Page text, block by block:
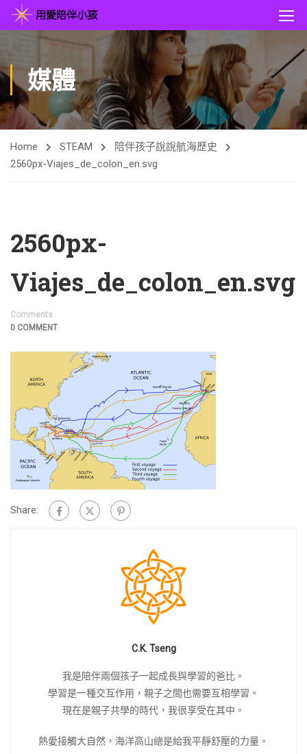
媒體
Home STEAM
陪伴孩子說說航海歷史
2560px-Viajes_de_colon_en.svg
2560px-
Viajes_de_colon_en.svg
Comments
0 COMMENT
Share:
C.K. Tseng
我是陪伴兩個孩子一起成長與學習的爸比。
學習是一種交互作用，親子之間也需要互相學習。
現在是親子共學的時代，我很享受在其中。
熱愛接觸大自然，海洋高山總是給我平靜舒壓的力量。